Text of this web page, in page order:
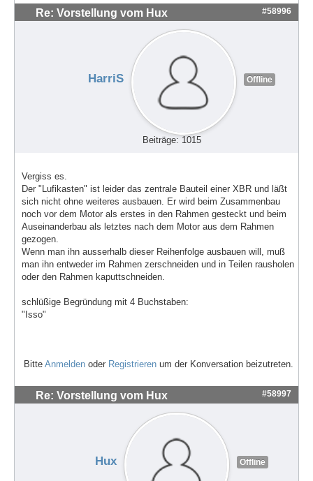
Re: Vorstellung vom Hux #58996
HarriS Offline
Beiträge: 1015
Vergiss es.
Der "Lufikasten" ist leider das zentrale Bauteil einer XBR und läßt
sich nicht ohne weiteres ausbauen. Er wird beim Zusammenbau
noch vor dem Motor als erstes in den Rahmen gesteckt und beim
Auseinanderbau als letztes nach dem Motor aus dem Rahmen
gezogen.
Wenn man ihn ausserhalb dieser Reihenfolge ausbauen will, muß
man ihn entweder im Rahmen zerschneiden und in Teilen rausholen
oder den Rahmen kaputtschneiden.
schlüßige Begründung mit 4 Buchstaben:
"Isso"
Bitte Anmelden oder Registrieren um der Konversation beizutreten.
Re: Vorstellung vom Hux #58997
Hux Offline